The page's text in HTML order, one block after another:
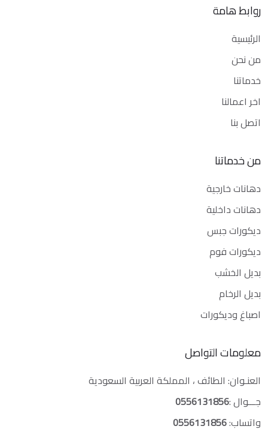
روابط هامة
الرئيسية
من نحن
خدماتنا
اخر اعمالنا
اتصل بنا
من خدماتنا
دهانات خارجية
دهانات داخلية
ديكورات جبس
ديكورات فوم
بديل الخشب
بديل الرخام
اصباغ وديكورات
معلومات التواصل
العنـوان: الطائف ، المملكة العربية السعودية
جـــوال :0556131856
واتساب:0556131856